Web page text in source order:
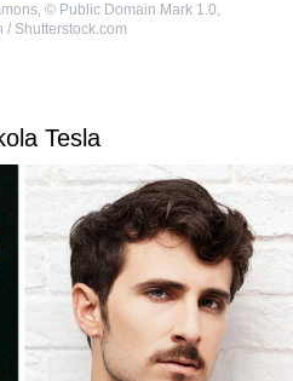
, © Public Domain Mark 1.0,
/ Shutterstock.com
Tesla